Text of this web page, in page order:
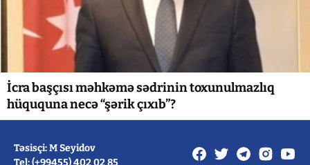
İcra başçısı məhkəmə sədrinin toxunulmazlıq
hüququna necə “şərik çıxıb”?
Təsisçi: M Seyidov